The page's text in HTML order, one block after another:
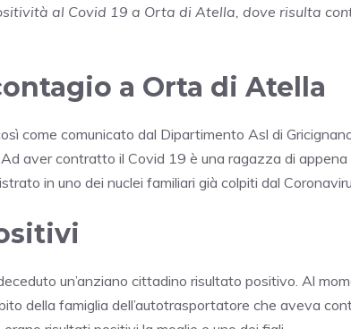
al Covid 19 a Orta di Atella, dove risulta
a Orta di Atella
come comunicato dal Dipartimento Asl di
aver contratto il Covid 19 è una ragazza di
in uno dei nuclei familiari già colpiti dal
un’anziano cittadino risultato positivo. Al
della famiglia dell’autotrasportatore che aveva